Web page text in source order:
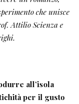
che unisce
Attilio Scienza e
all’isola
per il gusto